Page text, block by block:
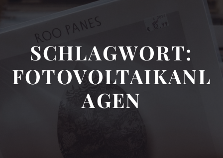
SCHLAGWORT:
FOTOVOLTAIKANL
AGEN